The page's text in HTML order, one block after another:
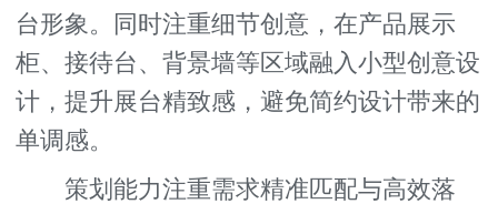
台形象。同时注重细节创意，在产品展示
柜、接待台、背景墙等区域融入小型创意设
计，提升展台精致感，避免简约设计带来的
单调感。
策划能力注重需求精准匹配与高效落